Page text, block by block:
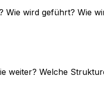
wird geführt? Wie
weiter? Welche